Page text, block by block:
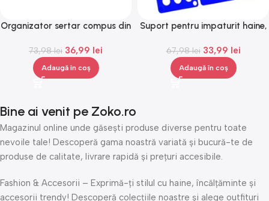
Organizator sertar compus din
depozitarea articolelor,
Gonga®
73,98lei 36,99 lei
Adaugă în coș
Suport pentru impaturit haine,
67,98lei 33,99 lei
Adaugă în coș
Bine ai venit pe Zoko.ro
Magazinul online unde găsești produse diverse pentru toate
nevoile tale! Descoperă gama noastră variată și bucură-te de
produse de calitate, livrare rapidă și prețuri accesibile.
Fashion & Accesorii – Exprimă-ți stilul cu haine, încălțăminte și
accesorii trendy! Descoperă colecțiile noastre și alege outfituri